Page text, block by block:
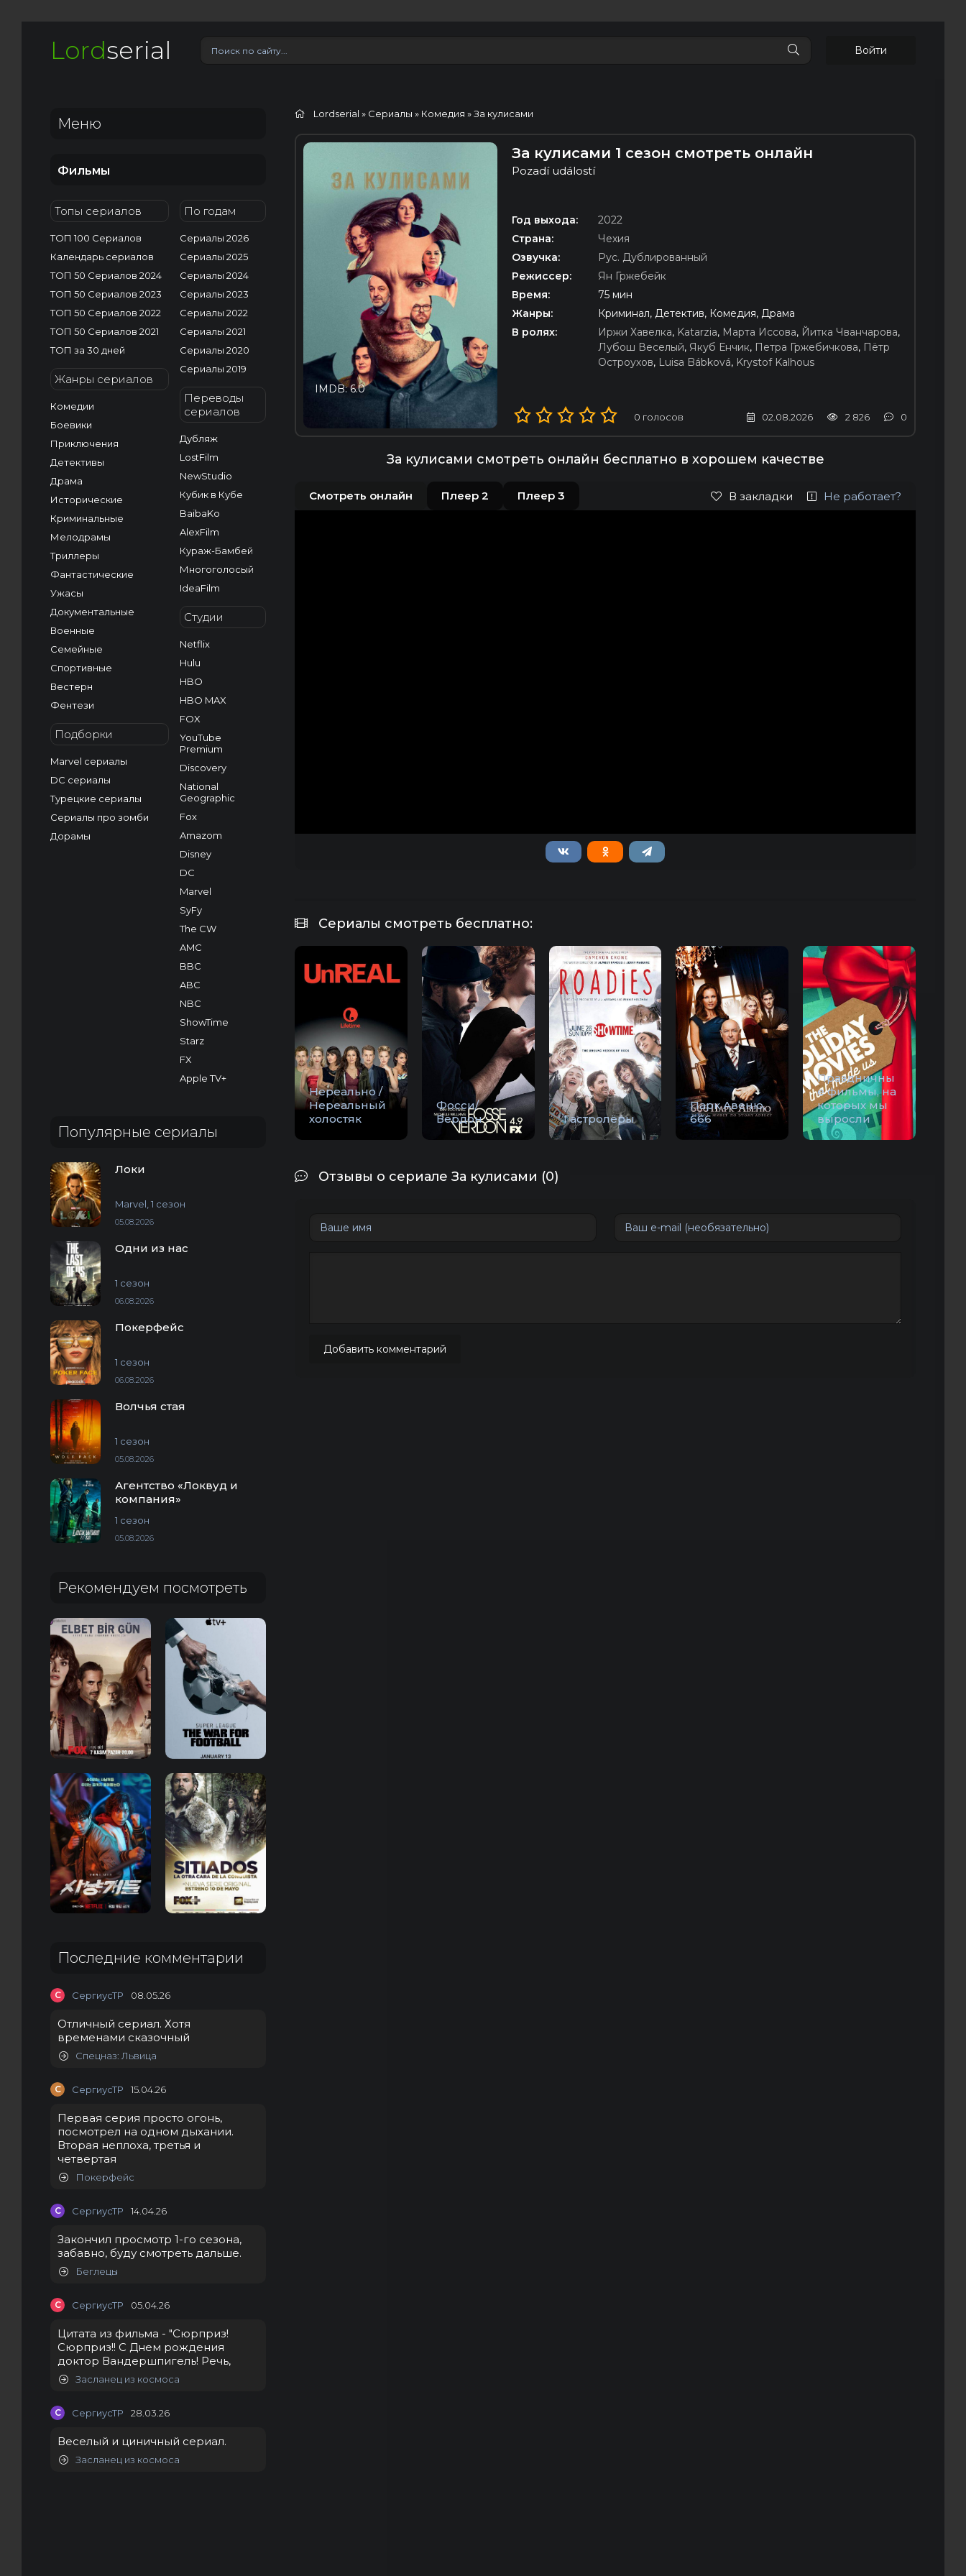
Lordserial Войти
Меню
Фильмы
Топы сериалов
ТОП 100 Сериалов
Календарь сериалов
ТОП 50 Сериалов 2024
ТОП 50 Сериалов 2023
ТОП 50 Сериалов 2022
ТОП 50 Сериалов 2021
ТОП за 30 дней
Жанры сериалов
Комедии
Боевики
Приключения
Детективы
Драма
Исторические
Криминальные
Мелодрамы
Триллеры
Фантастические
Ужасы
Документальные
Военные
Семейные
Спортивные
Вестерн
Фентези
Подборки
Marvel сериалы
DC сериалы
Турецкие сериалы
Сериалы про зомби
Дорамы
По годам
Сериалы 2026
Сериалы 2025
Сериалы 2024
Сериалы 2023
Сериалы 2022
Сериалы 2021
Сериалы 2020
Сериалы 2019
Переводы
сериалов
Дубляж
LostFilm
NewStudio
Кубик в Кубе
BaibaKo
AlexFilm
Кураж-Бамбей
Многоголосый
IdeaFilm
Студии
Netflix
Hulu
HBO
HBO MAX
FOX
YouTube
Premium
Discovery
National
Geographic
Fox
Amazom
Disney
DC
Marvel
SyFy
The CW
AMC
BBC
ABC
NBC
ShowTime
Starz
FX
Apple TV+
Популярные сериалы
Локи
Marvel, 1 сезон
05.08.2026
Одни из нас
1 сезон
06.08.2026
Покерфейс
1 сезон
06.08.2026
Волчья стая
1 сезон
05.08.2026
Агентство «Локвуд и
компания»
1 сезон
05.08.2026
Рекомендуем посмотреть
Последние комментарии
С СергиусТР 08.05.26
Отличный сериал. Хотя
временами сказочный
Спецназ: Львица
С СергиусТР 15.04.26
Первая серия просто огонь,
посмотрел на одном дыхании.
Вторая неплоха, третья и
четвертая
Покерфейс
С СергиусТР 14.04.26
Закончил просмотр 1-го сезона,
забавно, буду смотреть дальше.
Беглецы
С СергиусТР 05.04.26
Цитата из фильма - "Сюрприз!
Сюрприз!! С Днем рождения
доктор Вандершпигель! Речь,
Засланец из космоса
С СергиусТР 28.03.26
Веселый и циничный сериал.
Засланец из космоса
Lordserial » Сериалы » Комедия » За кулисами
IMDB: 6.0
За кулисами 1 сезон смотреть онлайн
Pozadí událostí
Год выхода:
2022
Страна:
Чехия
Озвучка:
Рус. Дублированный
Режиссер:
Ян Гржебейк
Время:
75 мин
Жанры:
Криминал, Детектив, Комедия, Драма
В ролях:
Иржи Хавелка, Katarzia, Марта Иссова, Йитка Чванчарова,
Лубош Веселый, Якуб Енчик, Петра Гржебичкова, Пётр
Остроухов, Luisa Bábková, Krystof Kalhous
0 голосов 02.08.2026 2 826 0
За кулисами смотреть онлайн бесплатно в хорошем качестве
Смотреть онлайн Плеер 2 Плеер 3 В закладки Не работает?
Сериалы смотреть бесплатно:
Нереально /
Нереальный
холостяк
Фосси/
Вердон
Гастролёры
Парк Авеню,
666
Праздничны
е фильмы, на
которых мы
выросли
Отзывы о сериале За кулисами (0)
Добавить комментарий